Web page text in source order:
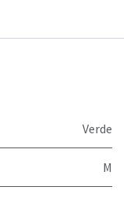
Verde
M